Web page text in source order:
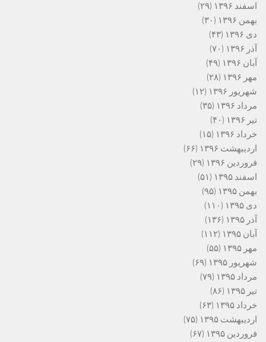
اسفند ۱۳۹۶
(۲۹)
بهمن ۱۳۹۶
(۳۰)
دی ۱۳۹۶
(۴۳)
آذر ۱۳۹۶
(۷۰)
آبان ۱۳۹۶
(۴۹)
مهر ۱۳۹۶
(۲۸)
شهریور ۱۳۹۶
(۱۲)
مرداد ۱۳۹۶
(۳۵)
تیر ۱۳۹۶
(۴۰)
خرداد ۱۳۹۶
(۱۵)
اردیبهشت ۱۳۹۶
(۶۶)
فروردین ۱۳۹۶
(۲۹)
اسفند ۱۳۹۵
(۵۱)
بهمن ۱۳۹۵
(۹۵)
دی ۱۳۹۵
(۱۱۰)
آذر ۱۳۹۵
(۱۳۶)
آبان ۱۳۹۵
(۱۱۲)
مهر ۱۳۹۵
(۵۵)
شهریور ۱۳۹۵
(۶۹)
مرداد ۱۳۹۵
(۷۹)
تیر ۱۳۹۵
(۸۶)
خرداد ۱۳۹۵
(۶۳)
اردیبهشت ۱۳۹۵
(۷۵)
فروردین ۱۳۹۵
(۶۷)